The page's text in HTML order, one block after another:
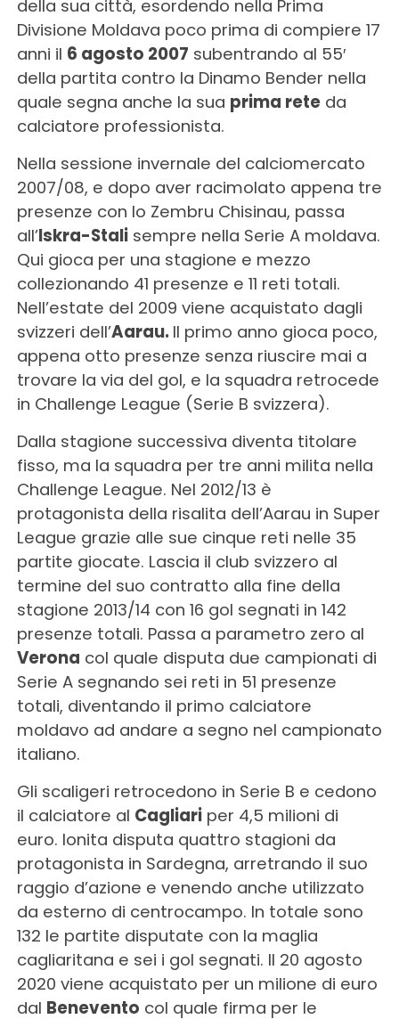
della sua città, esordendo nella Prima
Divisione Moldava poco prima di compiere 17
anni il 6 agosto 2007 subentrando al 55′
della partita contro la Dinamo Bender nella
quale segna anche la sua prima reteda
calciatore professionista.
Nella sessione invernale del calciomercato
2007/08, e dopo aver racimolato appena tre
presenze con lo Zembru Chisinau, passa
all’Iskra-Stalisempre nella Serie A moldava.
Qui gioca per una stagione e mezzo
collezionando 41 presenze e 11 reti totali.
Nell’estate del 2009 viene acquistato dagli
svizzeri dell’Aarau. Il primo anno gioca poco,
appena otto presenze senza riuscire mai a
trovare la via del gol, e la squadra retrocede
in Challenge League (Serie B svizzera).
Dalla stagione successiva diventa titolare
fisso, ma la squadra per tre anni milita nella
Challenge League. Nel 2012/13 è
protagonista della risalita dell’Aarau in Super
League grazie alle sue cinque reti nelle 35
partite giocate. Lascia il club svizzero al
termine del suo contratto alla fine della
stagione 2013/14 con 16 gol segnati in 142
presenze totali. Passa a parametro zero al
Verona col quale disputa due campionati di
Serie A segnando sei reti in 51 presenze
totali, diventando il primo calciatore
moldavo ad andare a segno nel campionato
italiano.
Gli scaligeri retrocedono in Serie B e cedono
il calciatore al Cagliariper 4,5 milioni di
euro. Ionita disputa quattro stagioni da
protagonista in Sardegna, arretrando il suo
raggio d’azione e venendo anche utilizzato
da esterno di centrocampo. In totale sono
132 le partite disputate con la maglia
cagliaritana e sei i gol segnati. Il 20 agosto
2020 viene acquistato per un milione di euro
dal Benevento col quale firma per le